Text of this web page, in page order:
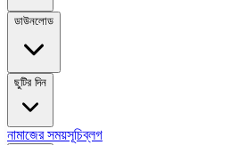
ডাউনলোড
ছুটির দিন
নামাজের সময়সূচিব্লগ